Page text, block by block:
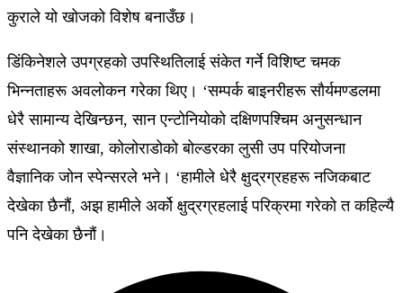
कुराले यो खोजको विशेष बनाउँछ।
डिंकिनेशले उपग्रहको उपस्थितिलाई संकेत गर्ने विशिष्ट चमक
भिन्नताहरू अवलोकन गरेका थिए। ‘सम्पर्क बाइनरीहरू सौर्यमण्डलमा
धेरै सामान्य देखिन्छन, सान एन्टोनियोको दक्षिणपश्चिम अनुसन्धान
संस्थानको शाखा, कोलोराडोको बोल्डरका लुसी उप परियोजना
वैज्ञानिक जोन स्पेन्सरले भने। ‘हामीले धेरै क्षुद्रग्रहहरू नजिकबाट
देखेका छैनौं, अझ हामीले अर्को क्षुद्रग्रहलाई परिक्रमा गरेको त कहिल्यै
पनि देखेका छैनौं।